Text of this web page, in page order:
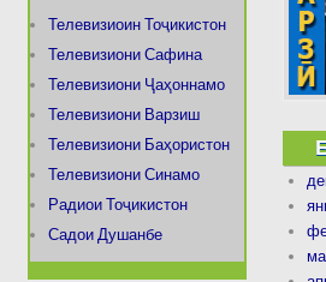
Телевизиоин Тоҷикистон
Телевизиони Сафина
Телевизиони Ҷаҳоннамо
Телевизиони Варзиш
Телевизиони Баҳористон
Телевизиони Синамо
Радиои Тоҷикистон
Садои Душанбе